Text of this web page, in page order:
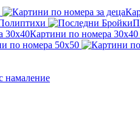
Картини по номера 30x40
по номера 50x50
намаление